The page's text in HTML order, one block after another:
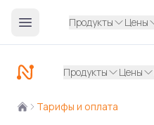
Продукты Цены
Продукты Цены
Тарифы и оплата